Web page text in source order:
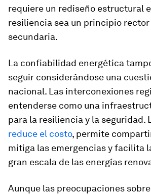
requiere un rediseño estructural
resiliencia sea un principio rector
secundaria.
La confiabilidad energética
seguir considerándose una
nacional. Las interconexiones
entenderse como una
para la resiliencia y la seguridad.
reduce el costo, permite
mitiga las emergencias y facilita
gran escala de las energías
Aunque las preocupaciones